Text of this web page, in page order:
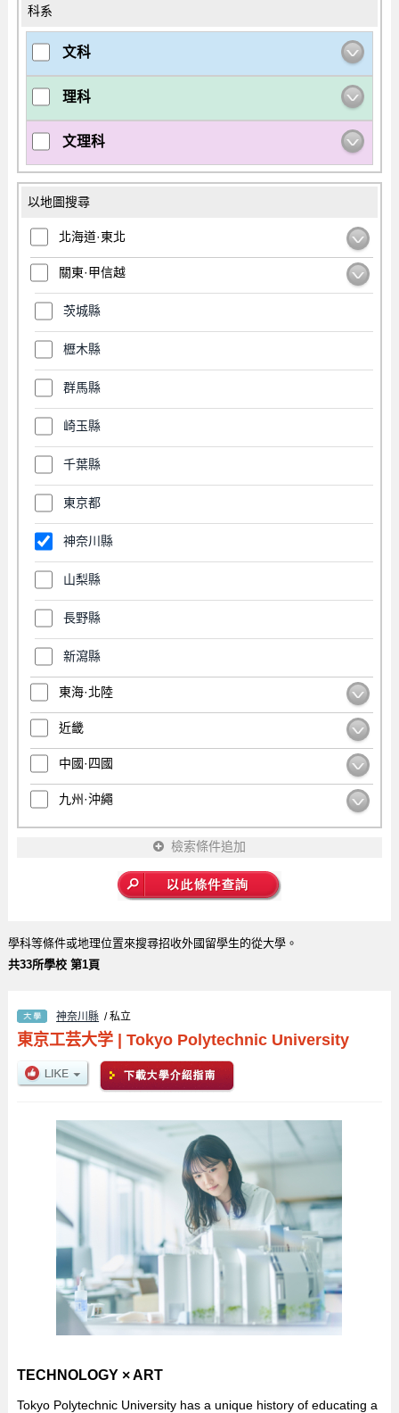
科系
文科
理科
文理科
以地圖搜尋
北海道·東北
關東·甲信越
茨城縣
櫪木縣
群馬縣
崎玉縣
千葉縣
東京都
神奈川縣
山梨縣
長野縣
新瀉縣
東海·北陸
近畿
中國·四國
九州·沖繩
檢索條件追加
學科等條件或地理位置來搜尋招收外國留學生的從大學。
共33所學校 第1頁
神奈川縣 / 私立
東京工芸大学| Tokyo Polytechnic University
TECHNOLOGY × ART
Tokyo Polytechnic University has a unique history of educating a